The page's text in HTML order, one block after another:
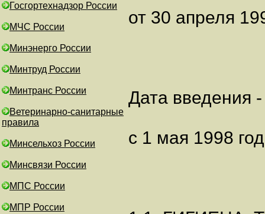
Госгортехнадзор России
МЧС России
Минэнерго России
Минтруд России
Минтранс России
Ветеринарно-санитарные
правила
Минсельхоз России
Минсвязи России
МПС России
МПР России
от 30 апреля
Дата введения -
с 1 мая 1998